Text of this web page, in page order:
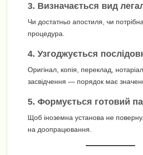
3. Визначається вид
Чи достатньо апостиля, чи
процедура.
4. Узгоджується
Оригінал, копія, переклад,
засвідчення — порядок має
5. Формується готовий
Щоб іноземна установа не
на доопрацювання.